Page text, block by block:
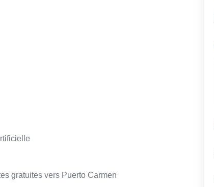
gratuites vers Puerto Carmen